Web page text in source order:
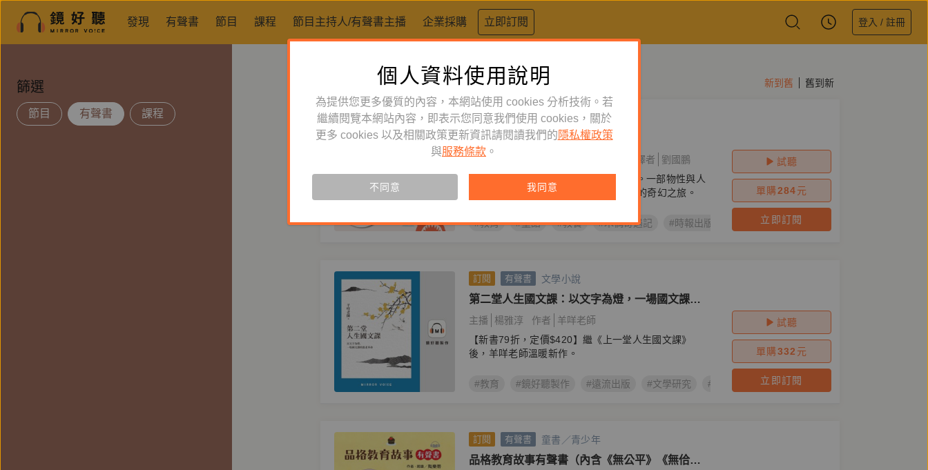
發現 有聲書 節目 課程 節目主持人/有聲書主播 企業採購 立即訂閱 登入 / 註冊
篩選
節目 有聲書 課程
新到舊 舊到新
訂閱 有聲書 文學小說
木偶奇遇記
作者 譯者
劉國鵬
【新書79折，定價360】百年暢銷經典。一部物性與人
性結合的成長小說。一段「成為自己」的奇幻之旅。
#教育 #童話 #教養 #木偶奇遇記 #時報出版 #成長小說 #皮諾丘
試聽
單購284元
立即訂閱
訂閱 有聲書 文學小說
第二堂人生國文課：以文字為燈，一場國文課的
溫柔革命
主播 楊雅淳 作者
羊咩老師
【新書79折，定價$420】繼《上一堂人生國文課》
後，羊咩老師溫暖新作。
#教育 #鏡好聽製作 #遠流出版 #文學研究 #羊咩老師 #國文
試聽
單購332 元
立即訂閱
訂閱 有聲書 童書／青少年
品格教育故事有聲書（內含《無公平》《無佮
個人資料使用說明
為提供您更多優質的內容，本網站使用 cookies 分析技術。若
繼續閱覽本網站內容，即表示您同意我們使用 cookies，關於
更多 cookies 以及相關政策更新資訊請閱讀我們的 隱私權政策
與服務條款 。
不同意 我同意